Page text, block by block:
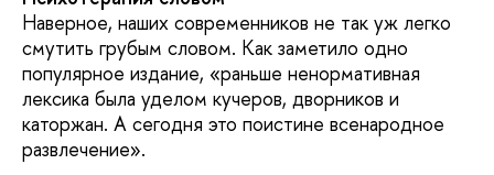
Наверное, наших современников не так уж легко
смутить грубым словом. Как заметило одно
популярное издание, «раньше ненормативная
лексика была уделом кучеров, дворников и
каторжан. А сегодня это поистине всенародное
развлечение».